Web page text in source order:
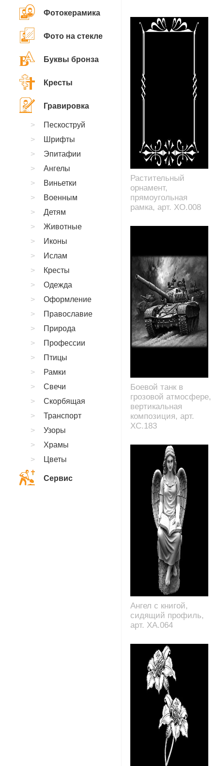
Растительный
орнамент,
прямоугольная
рамка, арт. XO.008
Боевой танк в
грозовой атмосфере,
вертикальная
композиция, арт.
XC.183
Ангел с книгой,
сидящий профиль,
арт. XA.064
Фотокерамика
Фото на стекле
Буквы бронза
Кресты
Гравировка
Пескоструй
Шрифты
Эпитафии
Ангелы
Виньетки
Военным
Детям
Животные
Иконы
Ислам
Кресты
Одежда
Оформление
Православие
Природа
Профессии
Птицы
Рамки
Свечи
Скорбящая
Транспорт
Узоры
Храмы
Цветы
Сервис